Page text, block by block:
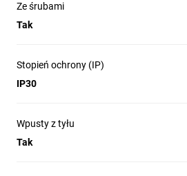
Ze śrubami
Tak
Stopień ochrony (IP)
IP30
Wpusty z tyłu
Tak